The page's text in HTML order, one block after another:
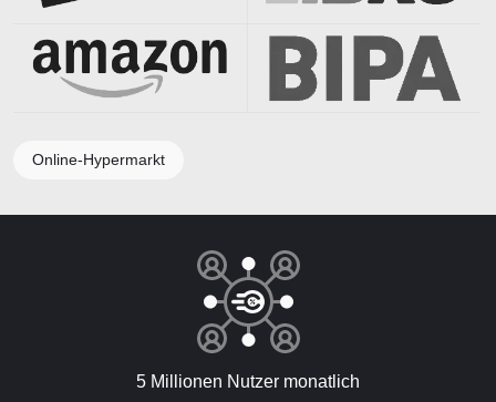
Online-Hypermarkt
5 Millionen Nutzer monatlich